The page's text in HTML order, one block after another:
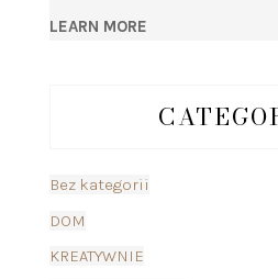
LEARN MORE
Bez kategorii
DOM
KREATYWNIE